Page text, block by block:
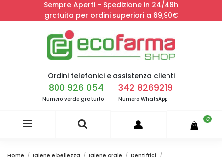
Sempre Aperti - Spedizione in 24/48h
gratuita per ordini superiori a 69,90€
Ordini telefonici e assistenza clienti
800 926 054
Numero verde gratuito
342 8269219
Numero WhatsApp
0
Home Igiene e bellezza Igiene orale
Dentifrici